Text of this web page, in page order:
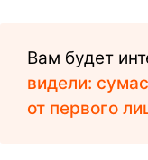
Вам будет
видели:
от первого